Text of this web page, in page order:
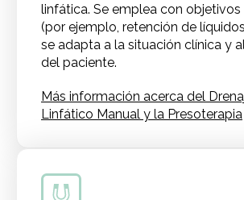
linfática. Se emplea con
(por ejemplo, retención de
se adapta a la situación clínica y
del paciente.
Más información acerca del
Linfático Manual y la Presoterapia